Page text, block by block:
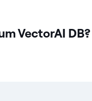
VectorAI DB?